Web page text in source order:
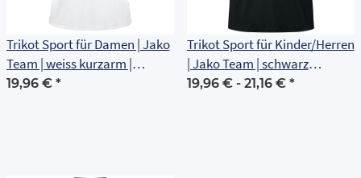
Trikot Sport für Damen | Jako
Team | weiss kurzarm |
Friedrich Adolf Richter Schule
19,96 € *
Trikot Sport für Kinder/Herren
| Jako Team | schwarz
kurzarm | Friedrich Adolf
19,96 € - 21,16 € *